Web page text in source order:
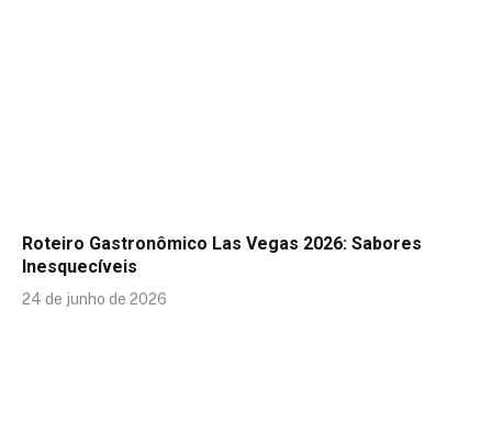
Roteiro Gastronômico Las Vegas 2026: Sabores
Inesquecíveis
24 de junho de 2026